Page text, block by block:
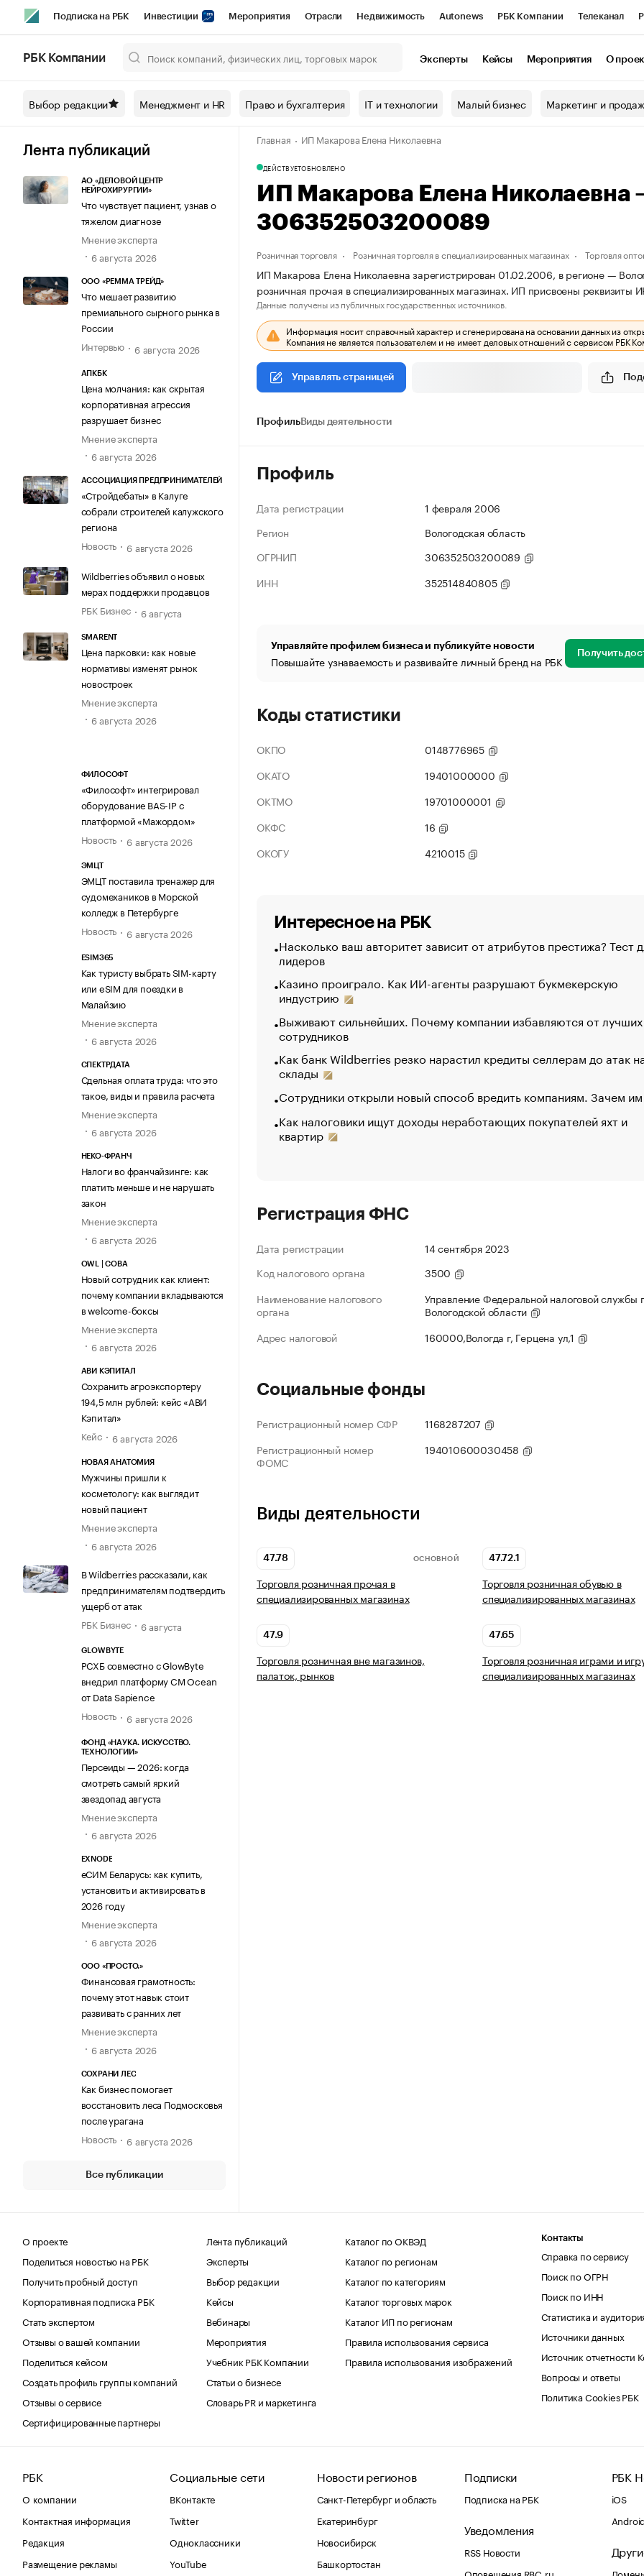
Подписка на РБК Инвестиции Мероприятия Отрасли Недвижимость Autonews РБК Компании Телеканал
Спецпроекты СПб Конференции СПб Спецпроекты Проверка контрагентов
Технологии и медиа Рынок наличной валюты
РБК Компании Эксперты Кейсы Мероприятия О
Выбор редакции Менеджмент и HR Право и бухгалтерия IT и технологии Малый бизнес Маркетинг и
Лента публикаций
АО «ДЕЛОВОЙ ЦЕНТР
НЕЙРОХИРУРГИИ»
Что чувствует пациент, узнав о
тяжелом диагнозе
Мнение эксперта
6 августа 2026
ООО «РЕММА ТРЕЙД»
Что мешает развитию
премиального сырного рынка в
России
Интервью
6 августа 2026
АПКБК
Цена молчания: как скрытая
корпоративная агрессия
разрушает бизнес
Мнение эксперта
6 августа 2026
АССОЦИАЦИЯ ПРЕДПРИНИМАТЕЛЕЙ
«Стройдебаты» в Калуге
собрали строителей калужского
региона
Новость
6 августа 2026
Wildberries объявил о новых
мерах поддержки продавцов
РБК Бизнес
6 августа
SMARENT
Цена парковки: как новые
нормативы изменят рынок
новостроек
Мнение эксперта
6 августа 2026
ФИЛОСОФТ
«Философт» интегрировал
оборудование BAS-IP с
платформой «Мажордом»
Новость
6 августа 2026
ЭМЦТ
ЭМЦТ поставила тренажер для
судомехаников в Морской
колледж в Петербурге
Новость
6 августа 2026
ESIM365
Как туристу выбрать SIM-карту
или eSIM для поездки в
Малайзию
Мнение эксперта
6 августа 2026
СПЕКТРДАТА
Сдельная оплата труда: что это
такое, виды и правила расчета
Мнение эксперта
6 августа 2026
НЕКО-ФРАНЧ
Налоги во франчайзинге: как
платить меньше и не нарушать
закон
Мнение эксперта
6 августа 2026
OWL | СОВА
Новый сотрудник как клиент:
почему компании вкладываются
в welcome-боксы
Мнение эксперта
6 августа 2026
АВИ КЭПИТАЛ
Сохранить агроэкспортеру
194,5 млн рублей: кейс «АВИ
Кэпитал»
Кейс
6 августа 2026
НОВАЯ АНАТОМИЯ
Мужчины пришли к
косметологу: как выглядит
новый пациент
Мнение эксперта
6 августа 2026
В Wildberries рассказали, как
предпринимателям подтвердить
ущерб от атак
РБК Бизнес
6 августа
GLOWBYTE
РСХБ совместно с GlowByte
внедрил платформу CM Ocean
от Data Sapience
Новость
6 августа 2026
ФОНД «НАУКА. ИСКУССТВО.
ТЕХНОЛОГИИ»
Персеиды — 2026: когда
смотреть самый яркий
звездопад августа
Мнение эксперта
6 августа 2026
EXNODE
еСИМ Беларусь: как купить,
установить и активировать в
2026 году
Мнение эксперта
6 августа 2026
ООО «ПРОСТО.»
Финансовая грамотность:
почему этот навык стоит
развивать с ранних лет
Мнение эксперта
6 августа 2026
СОХРАНИ ЛЕС
Как бизнес помогает
восстановить леса Подмосковья
после урагана
Новость
6 августа 2026
Все публикации
Главная ИП Макарова Елена Николаевна
ДЕЙСТВУЕТОБНОВЛЕНО
ИП Макарова Елена
306352503200089
Розничная торговля Розничная торговля в специализированных магазинах Торговля
ИП Макарова Елена Николаевна зарегистрирован 01.02.2006, в регионе —
розничная прочая в специализированных магазинах. ИП присвоены
Данные получены из публичных государственных источников.
Информация носит справочный характер и сгенерирована на основании данных из
Компания не является пользователем и не имеет деловых отношений с сервисом РБК
Управлять страницей
ПрофильВиды деятельности
Профиль
Дата регистрации
1 февраля 2006
Регион
Вологодская область
ОГРНИП
306352503200089
ИНН
352514840805
Управляйте профилем бизнеса и публикуйте новости
Повышайте узнаваемость и развивайте личный бренд на РБК Получить
Коды статистики
ОКПО
0148776965
ОКАТО
19401000000
ОКТМО
19701000001
ОКФС
16
ОКОГУ
4210015
Интересное на РБК
Насколько ваш авторитет зависит от атрибутов престижа? Тест
лидеров
Казино проиграло. Как ИИ-агенты разрушают букмекерскую
индустрию
Выживают сильнейших. Почему компании избавляются от лучших
сотрудников
Как банк Wildberries резко нарастил кредиты селлерам до атак
склады
Сотрудники открыли новый способ вредить компаниям. Зачем
Как налоговики ищут доходы неработающих покупателей яхт и
квартир
Регистрация ФНС
Дата регистрации
14 сентября 2023
Код налогового органа
3500
Наименование налогового
органа
Управление Федеральной налоговой службы
Вологодской области
Адрес налоговой
160000,Вологда г, Герцена ул,1
Социальные фонды
Регистрационный номер СФР
1168287207
Регистрационный номер
ФОМС
194010600030458
Виды деятельности
47.78 ОСНОВНОЙ
Торговля розничная прочая в
специализированных магазинах
47.72.1
Торговля розничная обувью в
специализированных магазинах
47.9
Торговля розничная вне магазинов,
палаток, рынков
47.65
Торговля розничная играми и
специализированных магазинах
О проекте
Поделиться новостью на РБК
Получить пробный доступ
Корпоративная подписка РБК
Стать экспертом
Отзывы о вашей компании
Поделиться кейсом
Создать профиль группы компаний
Отзывы о сервисе
Сертифицированные партнеры
Лента публикаций
Эксперты
Выбор редакции
Кейсы
Вебинары
Мероприятия
Учебник РБК Компании
Статьи о бизнесе
Словарь PR и маркетинга
Каталог по ОКВЭД
Каталог по регионам
Каталог по категориям
Каталог торговых марок
Каталог ИП по регионам
Правила использования сервиса
Правила использования изображений
Контакты
Справка по сервису
Поиск по ОГРН
Поиск по ИНН
Статистика и
Источники данных
Источник отчетности
Вопросы и ответы
Политика Cookies РБК
РБК
О компании
Контактная информация
Редакция
Размещение рекламы
Социальные сети
ВКонтакте
Twitter
Одноклассники
YouTube
Новости регионов
Санкт-Петербург и область
Екатеринбург
Новосибирск
Башкортостан
Подписки
Подписка на РБК
Уведомления
RSS Новости
Оповещения RBC.ru
РБК
iOS